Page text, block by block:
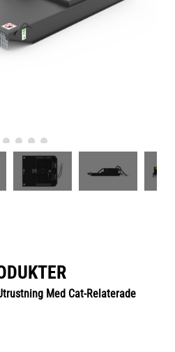
Med Cat-Relaterade